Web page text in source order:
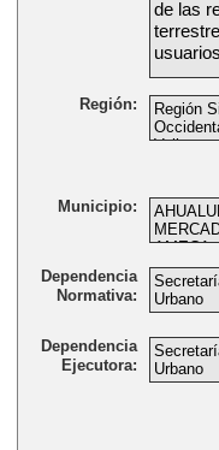
Región:
Municipio:
Dependencia
Normativa:
Dependencia
Ejecutora: